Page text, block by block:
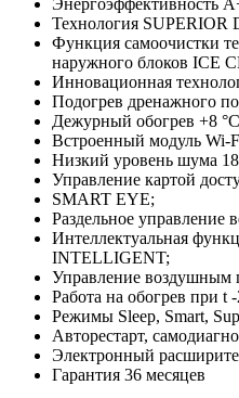
Технология SUPERIOR
Функция самоочистки
наружного блоков ICE
Инновационная
Подогрев дренажного
Дежурный обогрев +8
Встроенный модуль Wi-
Низкий уровень шума
Управление картой
SMART EYE;
Раздельное управление
Интеллектуальная
INTELLIGENT;
Управление воздушным
Работа на обогрев при t
Режимы Sleep, Smart,
Авторестарт,
Электронный
Гарантия 36 месяцев